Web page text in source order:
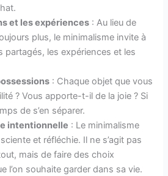
et les expériences : Au lieu de
plus, le minimalisme invite à
partagés, les expériences et les
: Chaque objet que vous
? Vous apporte-t-il de la joie ? Si
de s’en séparer.
intentionnelle : Le minimalisme
et réfléchie. Il ne s’agit pas
mais de faire des choix
l’on souhaite garder dans sa vie.